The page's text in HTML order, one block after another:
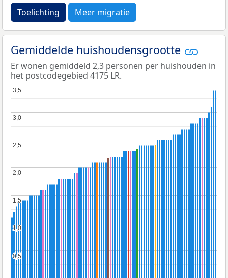
Toelichting Meer migratie
Gemiddelde huishoudensgrootte
Er wonen gemiddeld 2,3 personen per huishouden in
het postcodegebied 4175 LR.
0,5
0,5
1,0
1,0
1,5
1,5
2,0
2,0
2,5
2,5
3,0
3,0
3,5
3,5